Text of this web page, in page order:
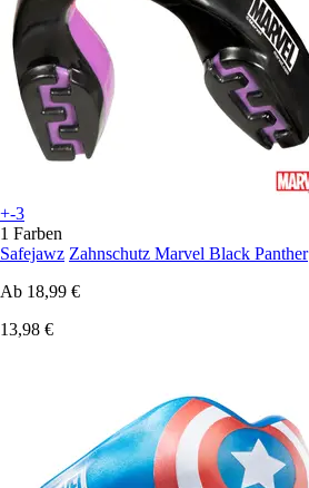
+-3
1 Farben
Safejawz Zahnschutz Marvel Black Panther
Ab 18,99 €
13,98 €